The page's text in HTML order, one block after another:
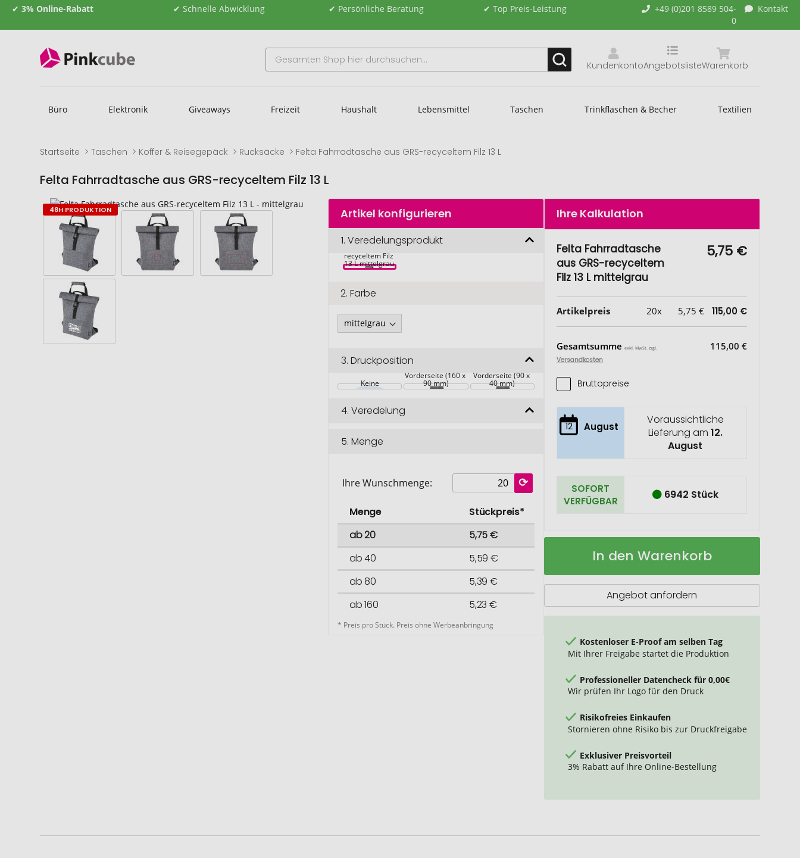
✔ 3% Online-Rabatt ✔ Schnelle Abwicklung ✔ Persönliche Beratung ✔ Top Preis-Leistung
+49 (0)201 8589 504-
0
Kontakt
Kundenkonto Warenkorb
Angebotsliste
Büro Elektronik Giveaways Freizeit Haushalt Lebensmittel Taschen Trinkflaschen & Becher Textilien
Startseite Taschen Koffer & Reisegepäck Rucksäcke Felta Fahrradtasche aus GRS-recyceltem Filz 13 L
Felta Fahrradtasche aus GRS-recyceltem Filz 13 L
Zum
Ende
Bildgalerie
springen
Zum
Anfang
Bildgalerie
springen
48H PRODUKTION Artikel konfigurieren
1.Veredelungsprodukt
Fahrradtasche
recyceltem Filz
13 L mittelgrau
2.Farbe
3.Druckposition
Keine
Vorderseite (160 x
90 mm)
Vorderseite (90 x
40 mm)
4.Veredelung
5.Menge
Ihre Wunschmenge:
Menge
Stückpreis*
ab 20
5,75 €
ab 40
5,59 €
ab 80
5,39 €
ab 160
5,23 €
* Preis pro Stück. Preis ohne Werbeanbringung
Ihre Kalkulation
Felta Fahrradtasche
aus GRS-recyceltem
Filz 13 L mittelgrau
5,75 €
Artikelpreis 20x 5,75 € 115,00 €
Gesamtsumme exkl. MwSt. zzgl.
Versandkosten
115,00 €
Bruttopreise
12 August
Voraussichtliche
Lieferung am 12.
August
SOFORT
VERFÜGBAR
6942 Stück
Felta
Fahrradtasche
GRS-
Auf
In den Warenkorb
Angebot anfordern
Kostenloser E-Proof am selben Tag
Mit Ihrer Freigabe startet die Produktion
Professioneller Datencheck für 0,00€
Wir prüfen Ihr Logo für den Druck
Risikofreies Einkaufen
Stornieren ohne Risiko bis zur Druckfreigabe
Exklusiver Preisvorteil
3% Rabatt auf Ihre Online-Bestellung